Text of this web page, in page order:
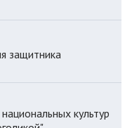
защитника
культур